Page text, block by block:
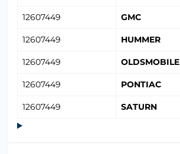
12607449 GMC
12607449 HUMMER
12607449 OLDSMOBILE
12607449 PONTIAC
12607449 SATURN